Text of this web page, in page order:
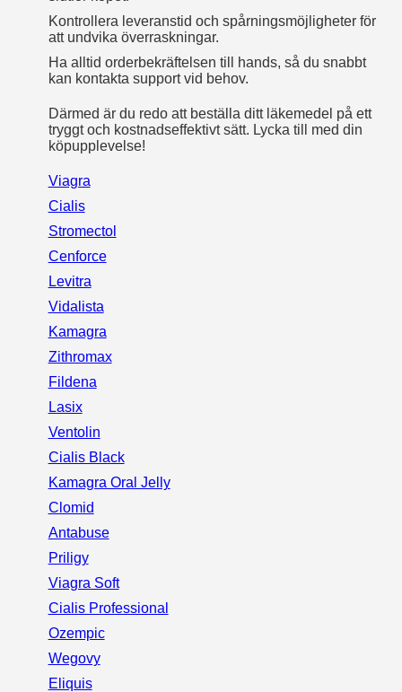
Kontrollera leveranstid och spårningsmöjligheter för
att undvika överraskningar.
Ha alltid orderbekräftelsen till hands, så du snabbt
kan kontakta support vid behov.
Därmed är du redo att beställa ditt läkemedel på ett
tryggt och kostnadseffektivt sätt. Lycka till med din
köpupplevelse!
Viagra
Cialis
Stromectol
Cenforce
Levitra
Vidalista
Kamagra
Zithromax
Fildena
Lasix
Ventolin
Cialis Black
Kamagra Oral Jelly
Clomid
Antabuse
Priligy
Viagra Soft
Cialis Professional
Ozempic
Wegovy
Eliquis